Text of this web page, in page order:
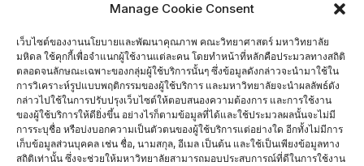
Manage Cookie Consent
เว็บไซต์ของงานนโยบายและพัฒนาคุณภาพ คณะวิทยาศาสตร์ มหาวิทยาลัย
มหิดล ใช้คุกกี้เพื่อจำแนกผู้ใช้งานแต่ละคน โดยทำหน้าที่หลักคือประมวลทางสถิติ
ตลอดจนลักษณะเฉพาะของกลุ่มผู้ใช้บริการนั้นๆ ซึ่งข้อมูลดังกล่าวจะนำมาใช้ใน
การวิเคราะห์รูปแบบพฤติกรรมของผู้ใช้บริการ และมหาวิทยาลัยจะนำผลลัพธ์ดัง
กล่าวไปใช้ในการปรับปรุงเว็บไซต์ให้ตอบสนองความต้องการ และการใช้งาน
ของผู้ใช้บริการให้ดียิ่งขึ้น อย่างไรก็ตามข้อมูลที่ได้และใช้ประมวลผลนั้นจะไม่มี
การระบุชื่อ หรือบ่งบอกความเป็นตัวตนของผู้ใช้บริการแต่อย่างใด อีกทั้งไม่มีการ
เก็บข้อมูลส่วนบุคคล เช่น ชื่อ, นามสกุล, อีเมล เป็นต้น และใช้เป็นเพียงข้อมูลทาง
สถิติเท่านั้น ซึ่งจะช่วยให้มหาวิทยาลัยสามารถมอบประสบการณ์ที่ดีในการใช้งาน
คณะผู้บริหารคณะวิทยาศาสตร์ ปี 2558- 2562
ผู้ตรวจประเมิน MUQD
ผู้บริหาร